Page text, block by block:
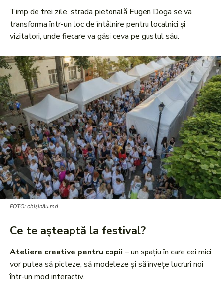
Timp de trei zile, strada pietonală Eugen Doga se va
transforma într-un loc de întâlnire pentru localnici și
vizitatori, unde fiecare va găsi ceva pe gustul său.
FOTO: chișinău.md
Ce te așteaptă la festival?
Ateliere creative pentru copii – un spațiu în care cei mici
vor putea să picteze, să modeleze și să învețe lucruri noi
într-un mod interactiv.